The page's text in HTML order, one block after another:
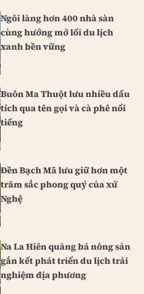
Ngôi làng hơn 400 nhà sàn
cùng hướng mở lối du lịch
xanh bền vững
Buôn Ma Thuột lưu nhiều dấu
tích qua tên gọi và cà phê nổi
tiếng
Đền Bạch Mã lưu giữ hơn một
trăm sắc phong quý của xứ
Nghệ
Na La Hiên quảng bá nông sản
gắn kết phát triển du lịch trải
nghiệm địa phương